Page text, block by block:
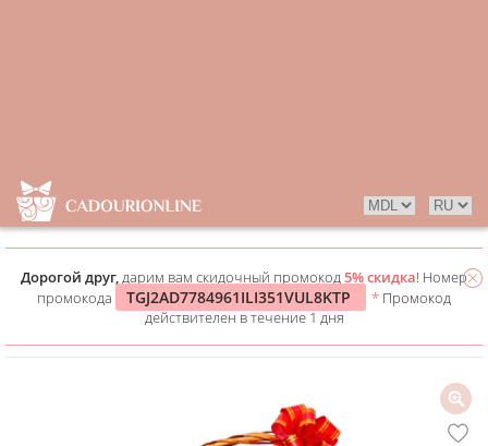
Дорогой друг,дарим вам скидочный промокод5% скидка! Номер
промокода
TGJ2AD7784961ILI351VUL8KTP * Промокод
действителен в течение 1 дня